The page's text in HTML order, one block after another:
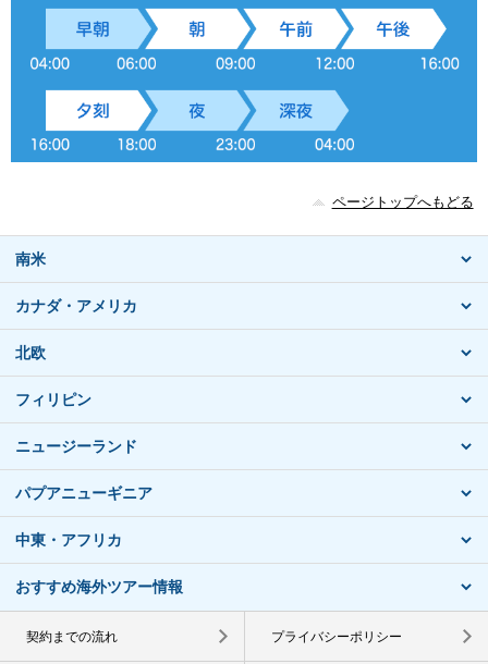
ページトップへもどる
南米
カナダ・アメリカ
北欧
フィリピン
ニュージーランド
パプアニューギニア
中東・アフリカ
おすすめ海外ツアー情報
契約までの流れ プライバシーポリシー